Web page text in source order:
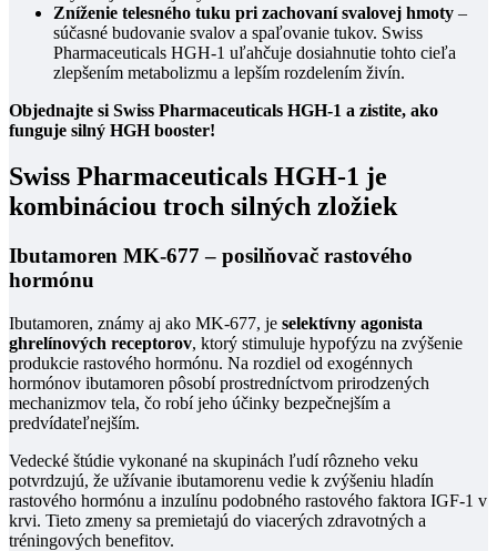
Zníženie telesného tuku pri zachovaní svalovej hmoty –
súčasné budovanie svalov a spaľovanie tukov. Swiss
Pharmaceuticals HGH-1 uľahčuje dosiahnutie tohto cieľa
zlepšením metabolizmu a lepším rozdelením živín.
Objednajte si Swiss Pharmaceuticals HGH-1 a zistite, ako
funguje silný HGH booster!
Swiss Pharmaceuticals HGH-1 je
kombináciou troch silných zložiek
Ibutamoren MK-677 – posilňovač rastového
hormónu
Ibutamoren, známy aj ako MK-677, je selektívny agonista
ghrelínových receptorov, ktorý stimuluje hypofýzu na zvýšenie
produkcie rastového hormónu. Na rozdiel od exogénnych
hormónov ibutamoren pôsobí prostredníctvom prirodzených
mechanizmov tela, čo robí jeho účinky bezpečnejším a
predvídateľnejším.
Vedecké štúdie vykonané na skupinách ľudí rôzneho veku
potvrdzujú, že užívanie ibutamorenu vedie k zvýšeniu hladín
rastového hormónu a inzulínu podobného rastového faktora IGF-1 v
krvi. Tieto zmeny sa premietajú do viacerých zdravotných a
tréningových benefitov.